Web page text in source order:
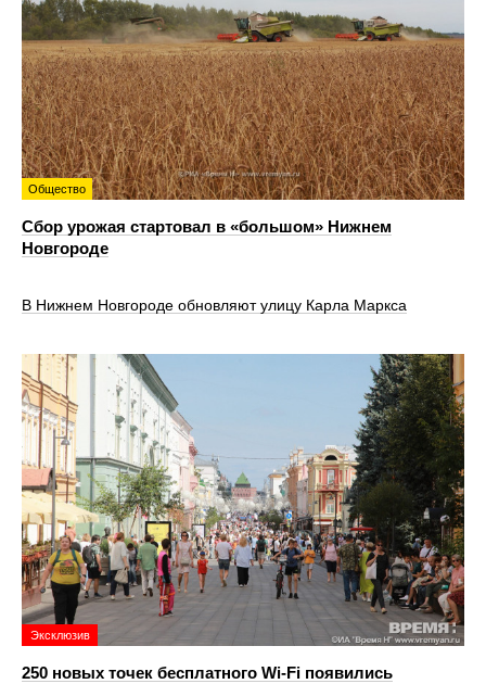
Общество
Сбор урожая стартовал в «большом» Нижнем
Новгороде
В Нижнем Новгороде обновляют улицу Карла Маркса
Эксклюзив
250 новых точек бесплатного Wi-Fi появились